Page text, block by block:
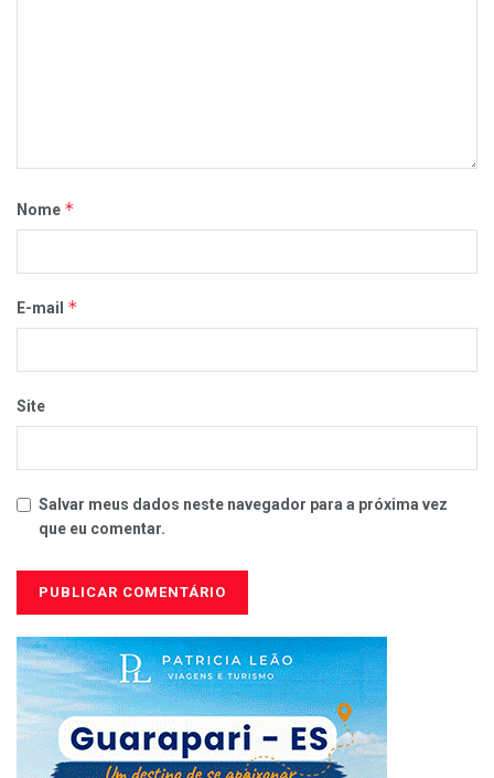
Nome *
E-mail *
Site
Salvar meus dados neste navegador para a próxima vez
que eu comentar.